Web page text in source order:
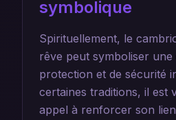
symbolique
Spirituellement, le
rêve peut symboliser une
protection et de sécurité
certaines traditions, il est
appel à renforcer son